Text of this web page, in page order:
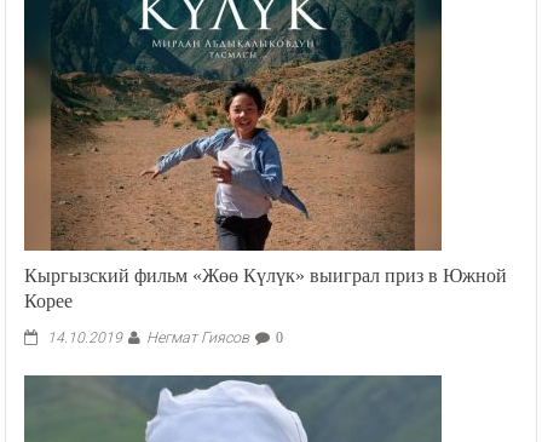
Кыргызский фильм «Жөө Күлүк» выиграл приз в Южной
Корее
14.10.2019 Негмат Гиясов 0